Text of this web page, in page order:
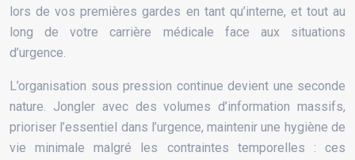
lors de vos premières gardes en tant qu’interne, et tout au
long de votre carrière médicale face aux situations
d’urgence.
L’organisation sous pression continue devient une seconde
nature. Jongler avec des volumes d’information massifs,
prioriser l’essentiel dans l’urgence, maintenir une hygiène de
vie minimale malgré les contraintes temporelles : ces